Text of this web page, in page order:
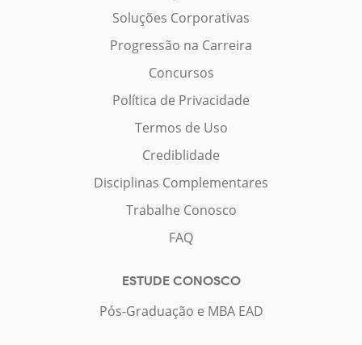
Soluções Corporativas
Progressão na Carreira
Concursos
Política de Privacidade
Termos de Uso
Crediblidade
Disciplinas Complementares
Trabalhe Conosco
FAQ
ESTUDE CONOSCO
Pós-Graduação e MBA EAD